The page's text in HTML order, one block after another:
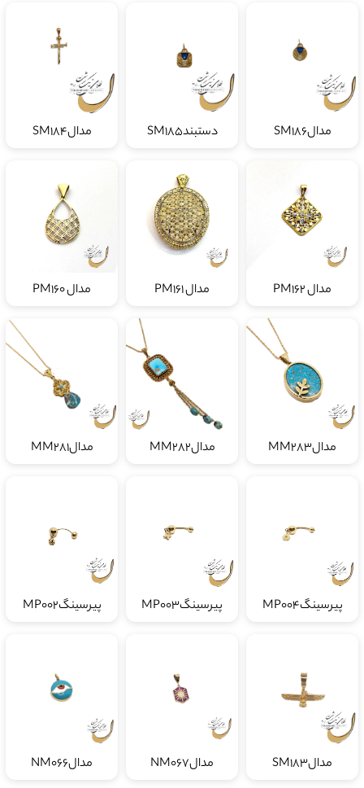
مدالSM186 دستبندSM185 مدالSM184
مدال PM162 مدال PM161 مدال PM160
مدالMM283 مدالMM282 مدالMM281
پیرسینگMP004 پیرسینگMP003 پیرسینگMP002
مدالSM183 مدالNM067 مدالNM066